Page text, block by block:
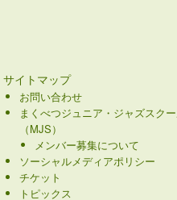
サイトマップ
お問い合わせ
まくべつジュニア・ジャズスク
（MJS）
メンバー募集について
ソーシャルメディアポリシー
チケット
トピックス